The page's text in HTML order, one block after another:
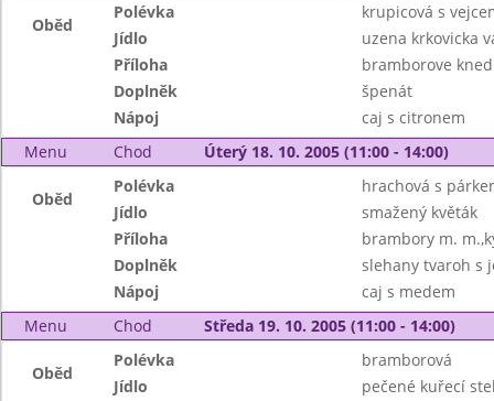
Oběd
Polévka
krupicová s
Jídlo
uzena krkovicka
Příloha
bramborove
Doplněk
špenát
Nápoj
caj s citronem
Menu
Chod Úterý 18. 10. 2005 (11:00 - 14:00)
Oběd
Polévka
hrachová s
Jídlo
smažený květák
Příloha
brambory m.
Doplněk
slehany tvaroh s
Nápoj
caj s medem
Menu
Chod Středa 19. 10. 2005 (11:00 - 14:00)
Oběd
Polévka
bramborová
Jídlo
pečené kuřecí